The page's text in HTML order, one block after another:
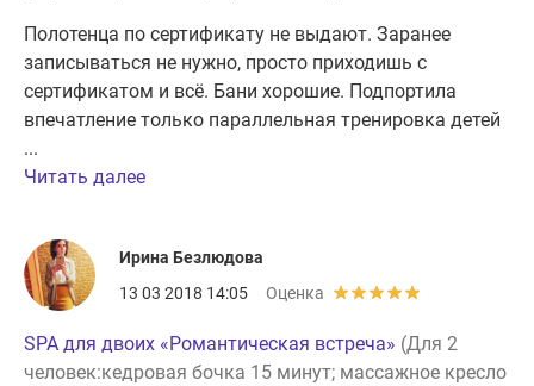
Полотенца по сертификату не выдают. Заранее
записываться не нужно, просто приходишь с
сертификатом и всё. Бани хорошие. Подпортила
впечатление только параллельная тренировка детей
...
Читать далее
Ирина Безлюдова
13 03 2018 14:05
Оценка
SPA для двоих «Романтическая встреча» (Для 2
человек:кедровая бочка 15 минут; массажное кресло